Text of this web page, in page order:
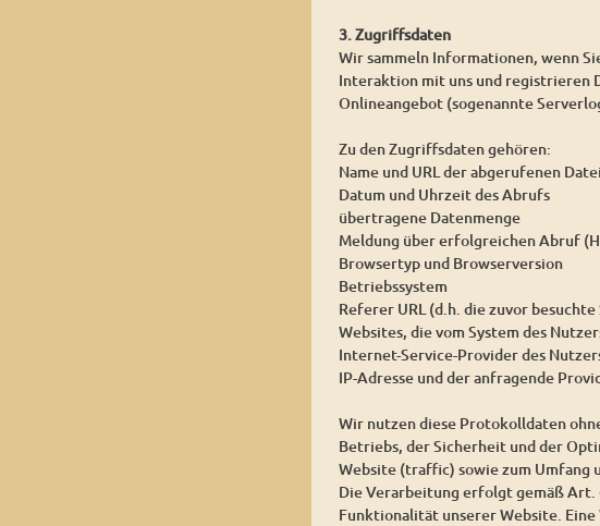
3. Zugriffsdaten
Wir sammeln Informationen, wenn
Interaktion mit uns und registrieren
Onlineangebot (sogenannte
Zu den Zugriffsdaten gehören:
Name und URL der abgerufenen Datei
Datum und Uhrzeit des Abrufs
übertragene Datenmenge
Meldung über erfolgreichen Abruf
Browsertyp und Browserversion
Betriebssystem
Referer URL (d.h. die zuvor besuchte
Websites, die vom System des
Internet-Service-Provider des
IP-Adresse und der anfragende
Wir nutzen diese Protokolldaten
Betriebs, der Sicherheit und der
Website (traffic) sowie zum Umfang
Die Verarbeitung erfolgt gemäß Art.
Funktionalität unserer Website.